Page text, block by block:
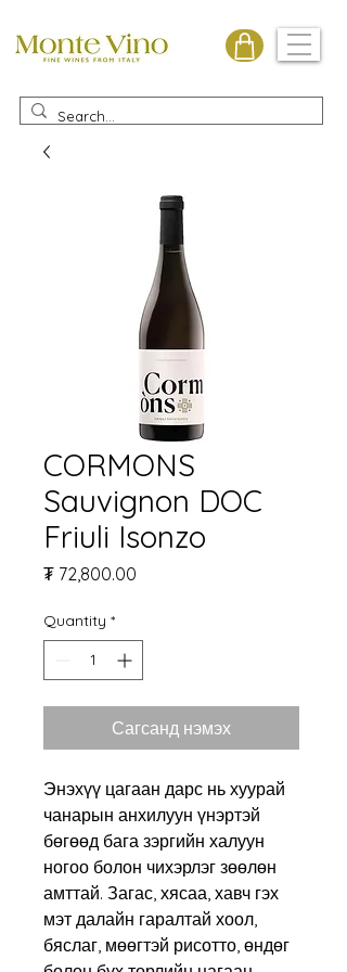
Monte Vino
CORMONS
Sauvignon DOC
Friuli Isonzo
₮ 72,800.00
Quantity *
Сагсанд нэмэх
Энэхүү цагаан дарс нь хуурай
чанарын анхилуун үнэртэй
бөгөөд бага зэргийн халуун
ногоо болон чихэрлэг зөөлөн
амттай. Загас, хясаа, хавч гэх
мэт далайн гаралтай хоол,
бяслаг, мөөгтэй рисотто, өндөг